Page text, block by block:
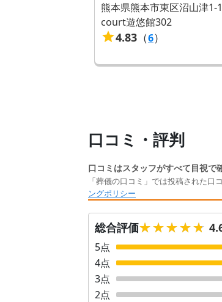
熊本県熊本市東区沼山津
court遊悠館302
4.83 （6）
口コミ・評判
口コミはスタッフがすべて目視で
「葬儀の口コミ」では投稿された
ングポリシー
総合評価★★★★★
★★★★★
5点
4点
3点
2点